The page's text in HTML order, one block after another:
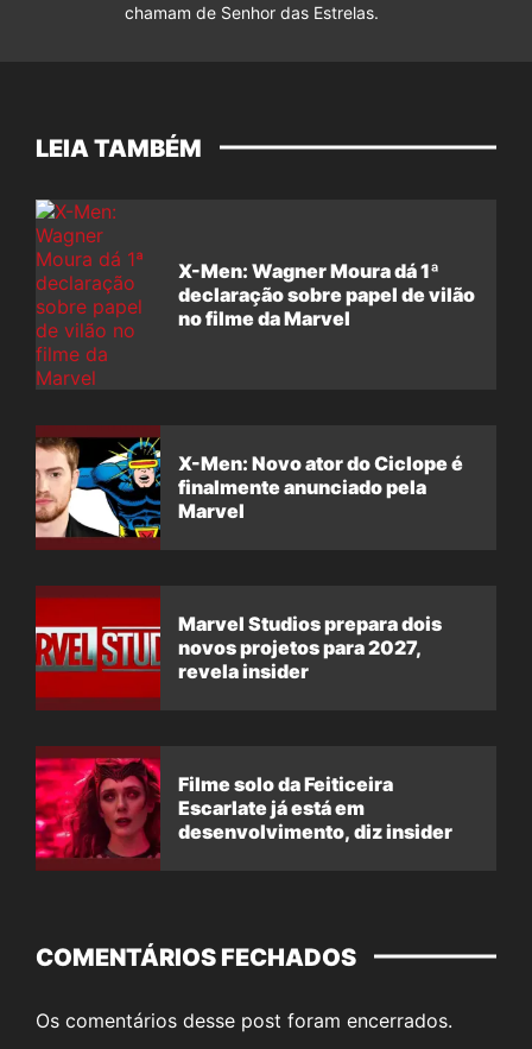
chamam de Senhor das Estrelas.
LEIA TAMBÉM
X-Men: Wagner Moura dá 1ª
declaração sobre papel de vilão
no filme da Marvel
X-Men: Novo ator do Ciclope é
finalmente anunciado pela
Marvel
Marvel Studios prepara dois
novos projetos para 2027,
revela insider
Filme solo da Feiticeira
Escarlate já está em
desenvolvimento, diz insider
COMENTÁRIOS FECHADOS
Os comentários desse post foram encerrados.